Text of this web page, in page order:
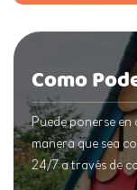
Como
Puede ponerse
manera que sea
24/7 a través de